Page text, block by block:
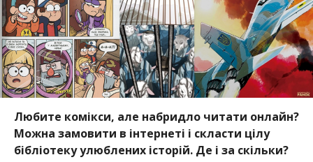
Любите комікси, але набридло читати онлайн?
Можна замовити в інтернеті і скласти цілу
бібліотеку улюблених історій. Де і за скільки?